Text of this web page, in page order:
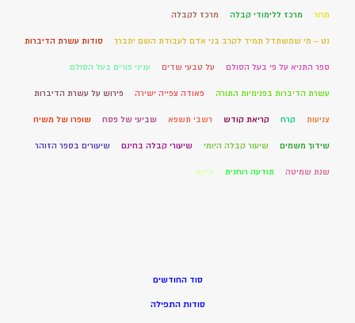
מרור מרכז ללימודי קבלה מרכז לקבלה
נט – מי שמשתדל תמיד לקרב בני אדם לעבודת השם יתברך סודות עשרת הדיברות
ספר התניא על פי בעל הסולם על טבעי שדים עניני פורים בעל הסולם
עשרת הדיברות בפנימיות התורה פאודה צפייה ישירה פירוש על עשרת הדיברות
צניעות קרח קריאת קודש רשבי תשפא שביעי של פסח שופרו של משיח
שידוך משמים שיעור קבלה היומי שיעורי קבלה בחינם שיעורים בספר הזוהר
שנת שמיטה תודעה רוחנית תיקון
סוד החודשים
סודות התפילה